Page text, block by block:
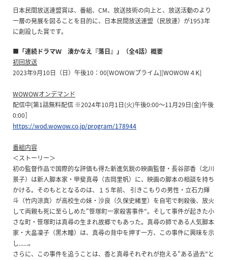
日本民間放送連盟賞は、番組、CM、放送技術の向上と、放送活動のより
一層の発展を図ることを目的に、日本民間放送連盟（民放連）が1953年
に創設した賞です。
■「連続ドラマＷ 湊かなえ『落日』」（全4話）概要
初回放送
2023年9月10日（日）午後10：00[WOWOWプライム][WOWOW４K]
WOWOWオンデマンド
配信中[第1話無料配信 ※2024年10月1日(火)午後0:00～11月29日(金)午後
0:00］
https://wod.wowow.co.jp/program/178944
番組内容
＜ストーリー＞
初の監督作品で国際的な評価も得た新進気鋭の映画監督・長谷部香（北川
景子）は新人脚本家・甲斐真尋（吉岡里帆）に、映画の脚本の相談を持ち
かける。そのもととなるのは、１５年前、 引きこもりの男性・立石力輝
斗（竹内涼真）が高校生の妹・沙良（久保史緒里）を自宅で刺殺後、放火
して両親も死に至らしめた"笹塚町一家殺害事件"。そして事件が起きた小
さな町・笹塚町は真尋の生まれ故郷でもあった。真尋の師である人気脚本
家・大畠凜子（黒木瞳）は、真尋の背中を押す一方、この事件に興味を示
し......。
さらに、この事件を追うことは、香と真尋それぞれが抱える"ある過去"と